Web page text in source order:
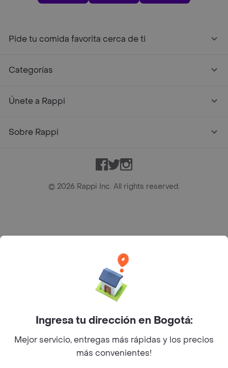
Pide tu comida favorita cerca de ti
Categorías
Únete a Rappi
Sobre Rappi
Facebook
TwitterInstagram
© 2026 Rappi Inc. All rights reserved.
Bogotá D.C. --- notificacionesrappi@rappi.com
Ingresa tu dirección en Bogotá:
Mejor servicio, entregas más rápidas y los precios
más convenientes!